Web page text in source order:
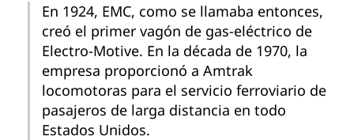
En 1924, EMC, como se llamaba entonces,
creó el primer vagón de gas-eléctrico de
Electro-Motive. En la década de 1970, la
empresa proporcionó a Amtrak
locomotoras para el servicio ferroviario de
pasajeros de larga distancia en todo
Estados Unidos.